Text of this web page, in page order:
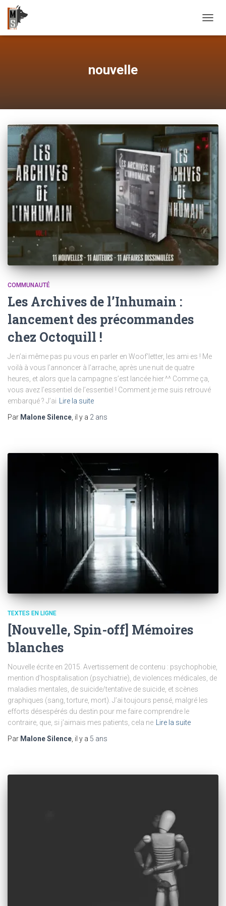
nouvelle
COMMUNAUTÉ
Les Archives de l’Inhumain :
lancement des précommandes
chez Octoquill !
Je n’ai même pas pu vous en parler en Woof’letter, les ami·es ! Me
voilà à vous l’annoncer à l’arrache, après une nuit de quatre
heures, et alors que la campagne s’est lancée hier.^^ Comme ça,
vous avez l’essentiel de l’essentiel ! Comment je me suis retrouvé
embarqué ? J’ai
Lire la suite
Par Malone Silence , il y a 2 ans
TEXTES EN LIGNE
[Nouvelle, Spin-off] Mémoires
blanches
Nouvelle écrite en 2015. Avertissement de contenu : psychophobie,
mention d’hospitalisation (psychiatrie), de violences médicales, de
maladies mentales, de suicide/tentative de suicide, et scènes
graphiques (sang, torture, mort). J’ai toujours pensé, malgré les
efforts désespérés du destin pour me faire comprendre le
contraire, que, si j’aimais mes patients, cela ne Lire la suite
Par Malone Silence, il y a 5 ans